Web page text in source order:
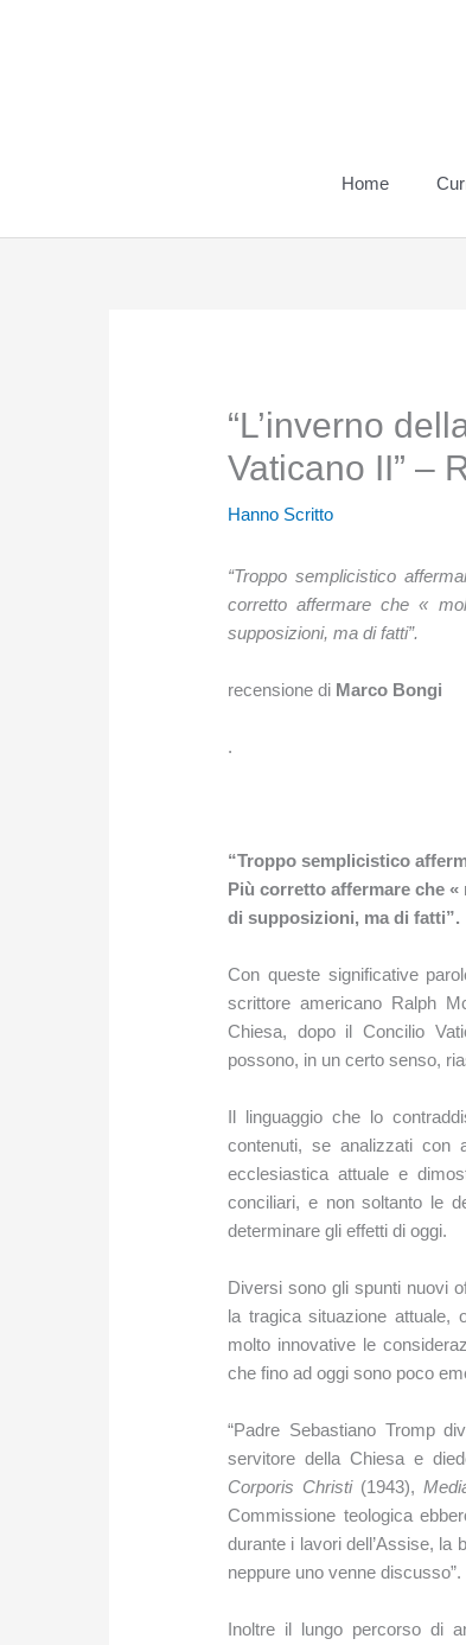
Home
“L’inverno
Vaticano II” –
Hanno Scritto
“Troppo semplicistico
corretto affermare che «
supposizioni, ma di fatti”.
recensione di Marco Bongi
.
“Troppo semplicistico
Più corretto affermare che
di supposizioni, ma di fatti”.
Con queste significative
scrittore americano Ralph
Chiesa, dopo il Concilio
possono, in un certo senso,
Il linguaggio che lo
contenuti, se analizzati con
ecclesiastica attuale e
conciliari, e non soltanto le
determinare gli effetti di oggi.
Diversi sono gli spunti nuovi
la tragica situazione attuale,
molto innovative le
che fino ad oggi sono poco
“Padre Sebastiano Tromp
servitore della Chiesa e
Corporis Christi (1943),
Commissione teologica
durante i lavori dell’Assise, la
neppure uno venne discusso”.
Inoltre il lungo percorso di